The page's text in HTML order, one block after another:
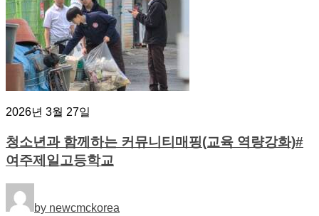
2026년 3월 27일
청소년과 함께하는 커뮤니티매핑(교육 역량강화)#
여주제일고등학교
by newcmckorea